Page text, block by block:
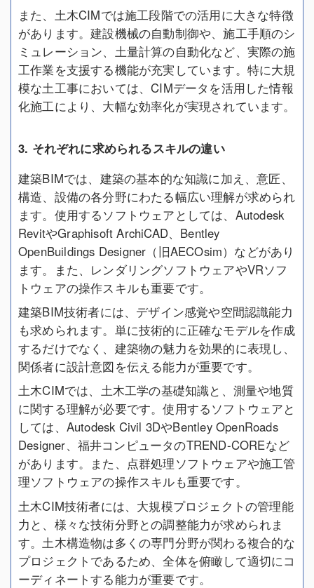
また、土木CIMでは施工段階での活用に大きな特徴
があります。建設機械の自動制御や、施工手順のシ
ミュレーション、土量計算の自動化など、実際の施
工作業を支援する機能が充実しています。特に大規
模な土工事においては、CIMデータを活用した情報
化施工により、大幅な効率化が実現されています。
3. それぞれに求められるスキルの違い
建築BIMでは、建築の基本的な知識に加え、意匠、
構造、設備の各分野にわたる幅広い理解が求められ
ます。使用するソフトウェアとしては、Autodesk
RevitやGraphisoft ArchiCAD、Bentley
OpenBuildings Designer（旧AECOsim）などがあり
ます。また、レンダリングソフトウェアやVRソフ
トウェアの操作スキルも重要です。
建築BIM技術者には、デザイン感覚や空間認識能力
も求められます。単に技術的に正確なモデルを作成
するだけでなく、建築物の魅力を効果的に表現し、
関係者に設計意図を伝える能力が重要です。
土木CIMでは、土木工学の基礎知識と、測量や地質
に関する理解が必要です。使用するソフトウェアと
しては、Autodesk Civil 3DやBentley OpenRoads
Designer、福井コンピュータのTREND-COREなど
があります。また、点群処理ソフトウェアや施工管
理ソフトウェアの操作スキルも重要です。
土木CIM技術者には、大規模プロジェクトの管理能
力と、様々な技術分野との調整能力が求められま
す。土木構造物は多くの専門分野が関わる複合的な
プロジェクトであるため、全体を俯瞰して適切にコ
ーディネートする能力が重要です。